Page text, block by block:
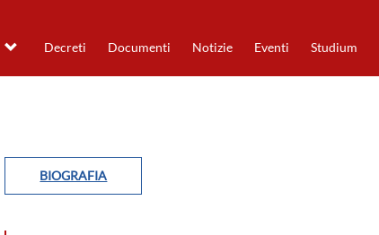
Decreti Documenti Notizie Eventi Studium
BIOGRAFIA